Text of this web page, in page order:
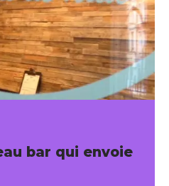
bar qui envoie